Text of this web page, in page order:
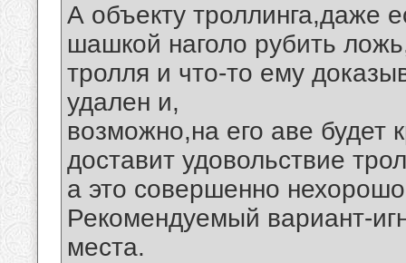
А объекту троллинга,даже
шашкой наголо рубить
тролля и что-то ему
удален и,
возможно,на его аве будет
доставит удовольствие
а это совершенно
Рекомендуемый вариант-
места.